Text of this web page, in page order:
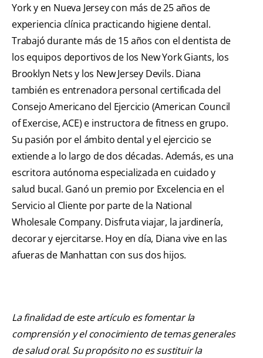
York y en Nueva Jersey con más de 25 años de
experiencia clínica practicando higiene dental.
Trabajó durante más de 15 años con el dentista de
los equipos deportivos de los New York Giants, los
Brooklyn Nets y los New Jersey Devils. Diana
también es entrenadora personal certificada del
Consejo Americano del Ejercicio (American Council
of Exercise, ACE) e instructora de fitness en grupo.
Su pasión por el ámbito dental y el ejercicio se
extiende a lo largo de dos décadas. Además, es una
escritora autónoma especializada en cuidado y
salud bucal. Ganó un premio por Excelencia en el
Servicio al Cliente por parte de la National
Wholesale Company. Disfruta viajar, la jardinería,
decorar y ejercitarse. Hoy en día, Diana vive en las
afueras de Manhattan con sus dos hijos.
La finalidad de este artículo es fomentar la
comprensión y el conocimiento de temas generales
de salud oral. Su propósito no es sustituir la